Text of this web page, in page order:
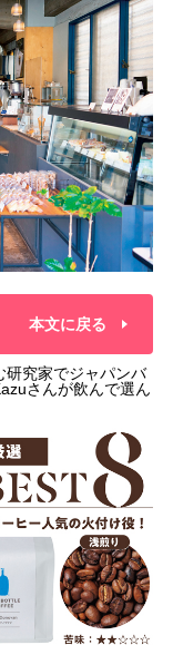
本文に戻る
研究家でジャパンバ
さんが飲んで選ん